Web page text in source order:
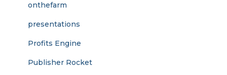
onthefarm
presentations
Profits Engine
Publisher Rocket